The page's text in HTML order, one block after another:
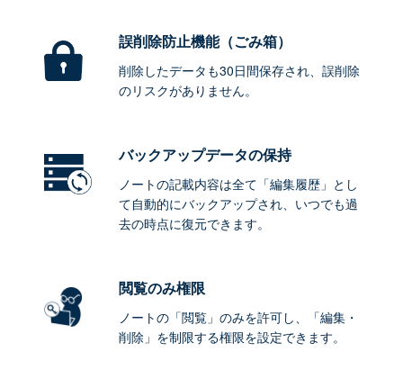
誤削除防止機能（ごみ箱）
削除したデータも30日間保存され、誤削除
のリスクがありません。
バックアップデータの保持
ノートの記載内容は全て「編集履歴」とし
て自動的にバックアップされ、いつでも過
去の時点に復元できます。
閲覧のみ権限
ノートの「閲覧」のみを許可し、「編集・
削除」を制限する権限を設定できます。